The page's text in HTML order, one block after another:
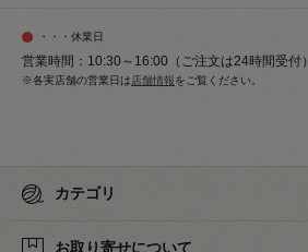
・・・休業日
営業時間：10:30～16:00（ご注文は24時間受付）
※各実店舗の営業日は 店舗情報をご覧ください。
カテゴリ
お取り寄せについて